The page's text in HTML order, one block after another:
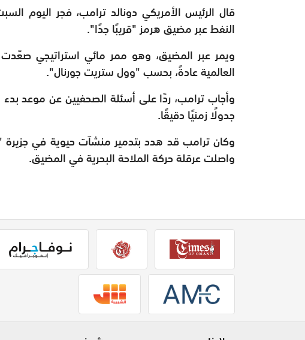
قال الرئيس الأمريكي دونالد ترامب، فجر اليوم
النفط عبر مضيق هرمز "قريبًا جدًا".
العالمية عادةً، بحسب "وول ستريت جورنال".
وأجاب ترامب، ردًا على أسئلة الصحفيين عن موعد
جدولًا زمنيًا دقيقًا.
وكان ترامب قد هدد بتدمير منشآت حيوية في جزيرة
واصلت عرقلة حركة الملاحة البحرية في المضيق.